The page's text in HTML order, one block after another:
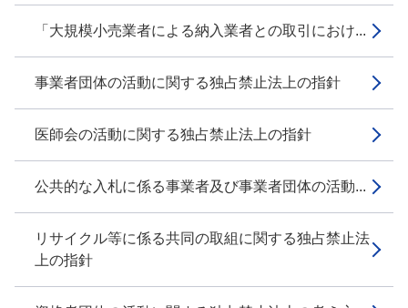
「大規模小売業者による納入業者との取引におけ...
事業者団体の活動に関する独占禁止法上の指針
医師会の活動に関する独占禁止法上の指針
公共的な入札に係る事業者及び事業者団体の活動...
リサイクル等に係る共同の取組に関する独占禁止法
上の指針